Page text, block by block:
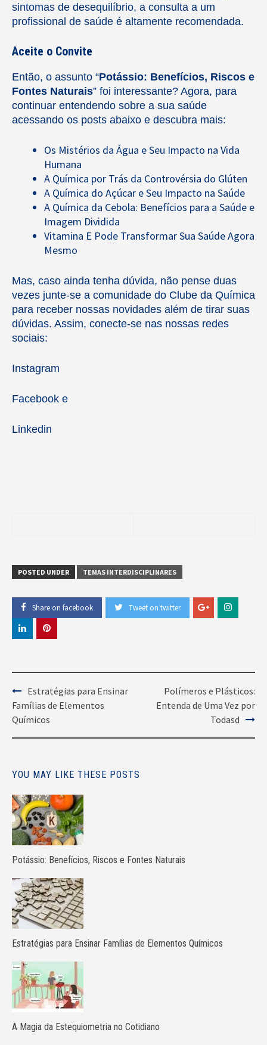
sintomas de desequilíbrio, a consulta a um
profissional de saúde é altamente recomendada.
Aceite o Convite
Então, o assunto “Potássio: Benefícios, Riscos e
Fontes Naturais” foi interessante? Agora, para
continuar entendendo sobre a sua saúde
acessando os posts abaixo e descubra mais:
Os Mistérios da Água e Seu Impacto na Vida
Humana
A Química por Trás da Controvérsia do Glúten
A Química do Açúcar e Seu Impacto na Saúde
A Química da Cebola: Benefícios para a Saúde e
Imagem Dividida
Vitamina E Pode Transformar Sua Saúde Agora
Mesmo
Mas, caso ainda tenha dúvida, não pense duas
vezes junte-se a comunidade do Clube da Química
para receber nossas novidades além de tirar suas
dúvidas. Assim, conecte-se nas nossas redes
sociais:
Instagram
Facebook e
Linkedin
POSTED UNDER TEMAS INTERDISCIPLINARES
Share on facebook Tweet on twitter
Post
Navigation
Estratégias para Ensinar
Famílias de Elementos
Químicos
Polímeros e Plásticos:
Entenda de Uma Vez por
Todasd
YOU MAY LIKE THESE POSTS
Potássio: Benefícios, Riscos e Fontes Naturais
Estratégias para Ensinar Famílias de Elementos Químicos
A Magia da Estequiometria no Cotidiano